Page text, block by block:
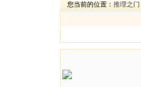
您当前的位置： 推理之门